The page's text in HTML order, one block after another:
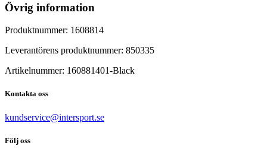
Övrig information
Produktnummer: 1608814
Leverantörens produktnummer: 850335
Artikelnummer: 160881401-Black
Kontakta oss
kundservice@intersport.se
Följ oss